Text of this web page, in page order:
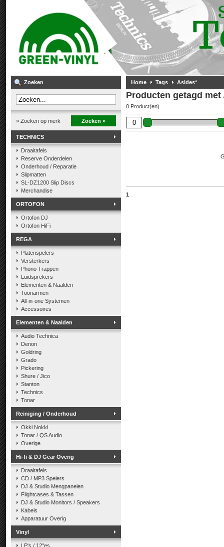
Zoeken
» Zoeken op merk Zoeken »
TECHNICS
Draaitafels
Reserve Onderdelen
Onderhoud / Reparatie
Slipmatten
SL-DZ1200 Slip Discs
Merchandise
ORTOFON
Ortofon DJ
Ortofon HiFi
REGA
Platenspelers
Versterkers
Phono Trappen
Luidsprekers
Elementen & Naalden
Toonarmen
All-in-one Systemen
Accessoires
Elementen & Naalden
Audio Technica
Denon
Goldring
Grado
Pickering
Shure / Jico
Stanton
Technics
Tonar
Reiniging / Onderhoud
Okki Nokki
Tonar / QS Audio
Overige
Hi-fi & DJ Gear Overig
Draaitafels
CD / MP3 Spelers
DJ & Studio Mengpanelen
Flightcases & Tassen
DJ & Studio Monitors / Speakers
Kabels
Apparatuur Overig
Vinyl
LP's / 12"es
Home Tags Asides*
Producten getagd met
0 Product(en)
1